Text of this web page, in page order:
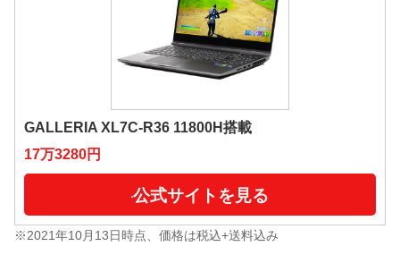
GALLERIA XL7C-R36 11800H搭載
17万3280円
公式サイトを見る
※2021年10月13日時点、価格は税込+送料込み